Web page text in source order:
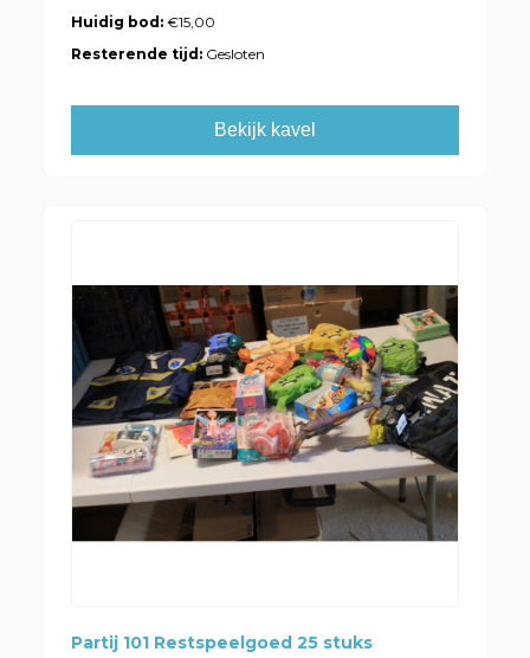
Huidig bod:€15,00
Resterende tijd: Gesloten
Bekijk kavel
Partij 101 Restspeelgoed 25 stuks